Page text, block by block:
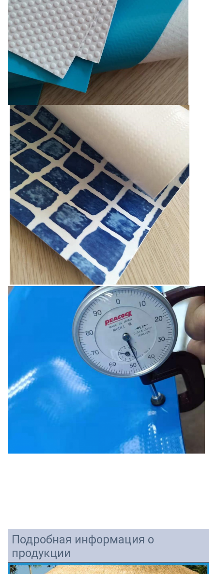
Подробная информация о
продукции